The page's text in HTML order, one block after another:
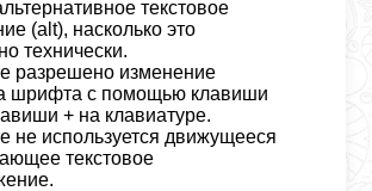
текстовое
(alt), насколько это
технически.
разрешено изменение
шрифта с помощью клавиши
+ на клавиатуре.
не используется движущееся
текстовое